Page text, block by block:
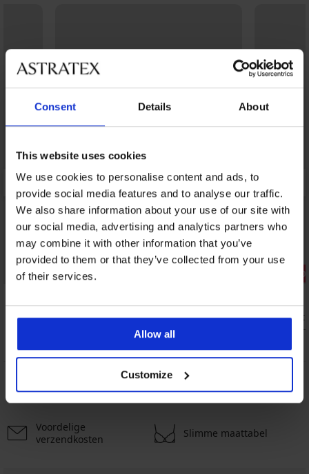
Consent Details About
This website uses cookies
We use cookies to personalise content and ads, to
provide social media features and to analyse our traffic.
We also share information about your use of our site with
our social media, advertising and analytics partners who
may combine it with other information that you’ve
provided to them or that they’ve collected from your use
of their services.
Allow all
Customize
2+1 GRATIS
Compressiekousen MEN-A Ronaldo
Sale
Korting -
Boxershort
12,99
5% van de aankoop Kopen zonder risico
Voordelige
verzendkosten
Slimme maattabel